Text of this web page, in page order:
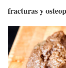
fracturas y